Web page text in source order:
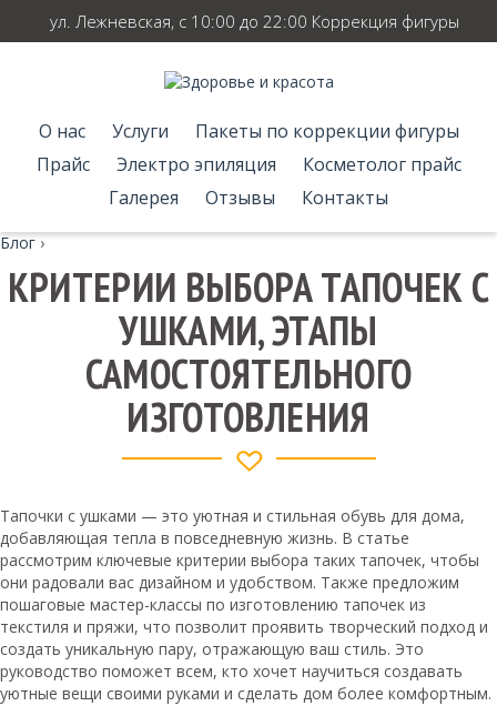
ул. Лежневская, с 10:00 до 22:00 Коррекция фигуры
О нас Услуги
Пакеты по коррекции фигуры
Прайс
Электро эпиляция
Косметолог прайс
Галерея
Отзывы Контакты
Блог ›
КРИТЕРИИ ВЫБОРА ТАПОЧЕК С
УШКАМИ, ЭТАПЫ
САМОСТОЯТЕЛЬНОГО
ИЗГОТОВЛЕНИЯ
Тапочки с ушками — это уютная и стильная обувь для дома,
добавляющая тепла в повседневную жизнь. В статье
рассмотрим ключевые критерии выбора таких тапочек, чтобы
они радовали вас дизайном и удобством. Также предложим
пошаговые мастер-классы по изготовлению тапочек из
текстиля и пряжи, что позволит проявить творческий подход и
создать уникальную пару, отражающую ваш стиль. Это
руководство поможет всем, кто хочет научиться создавать
уютные вещи своими руками и сделать дом более комфортным.